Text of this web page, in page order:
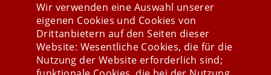
Stay connected
Wir verwenden eine Auswahl unserer
eigenen Cookies und Cookies von
Drittanbietern auf den Seiten dieser
Website: Wesentliche Cookies, die für die
Nutzung der Website erforderlich sind;